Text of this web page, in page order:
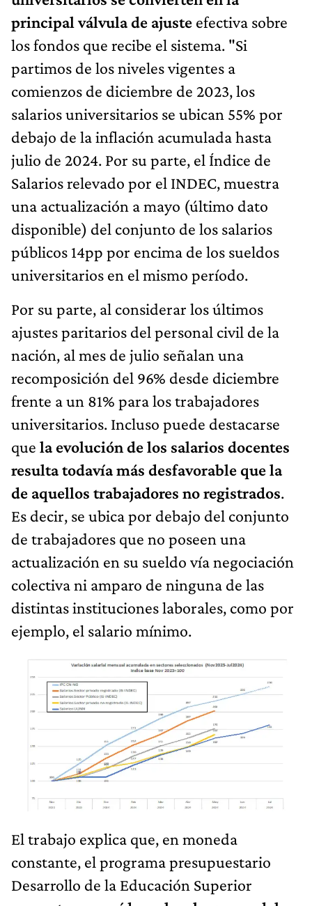
principal válvula de ajuste efectiva sobre
los fondos que recibe el sistema. "Si
partimos de los niveles vigentes a
comienzos de diciembre de 2023, los
salarios universitarios se ubican 55% por
debajo de la inflación acumulada hasta
julio de 2024. Por su parte, el Índice de
Salarios relevado por el INDEC, muestra
una actualización a mayo (último dato
disponible) del conjunto de los salarios
públicos 14pp por encima de los sueldos
universitarios en el mismo período.
Por su parte, al considerar los últimos
ajustes paritarios del personal civil de la
nación, al mes de julio señalan una
recomposición del 96% desde diciembre
frente a un 81% para los trabajadores
universitarios. Incluso puede destacarse
que la evolución de los salarios docentes
resulta todavía más desfavorable que la
de aquellos trabajadores no registrados.
Es decir, se ubica por debajo del conjunto
de trabajadores que no poseen una
actualización en su sueldo vía negociación
colectiva ni amparo de ninguna de las
distintas instituciones laborales, como por
ejemplo, el salario mínimo.
El trabajo explica que, en moneda
constante, el programa presupuestario
Desarrollo de la Educación Superior